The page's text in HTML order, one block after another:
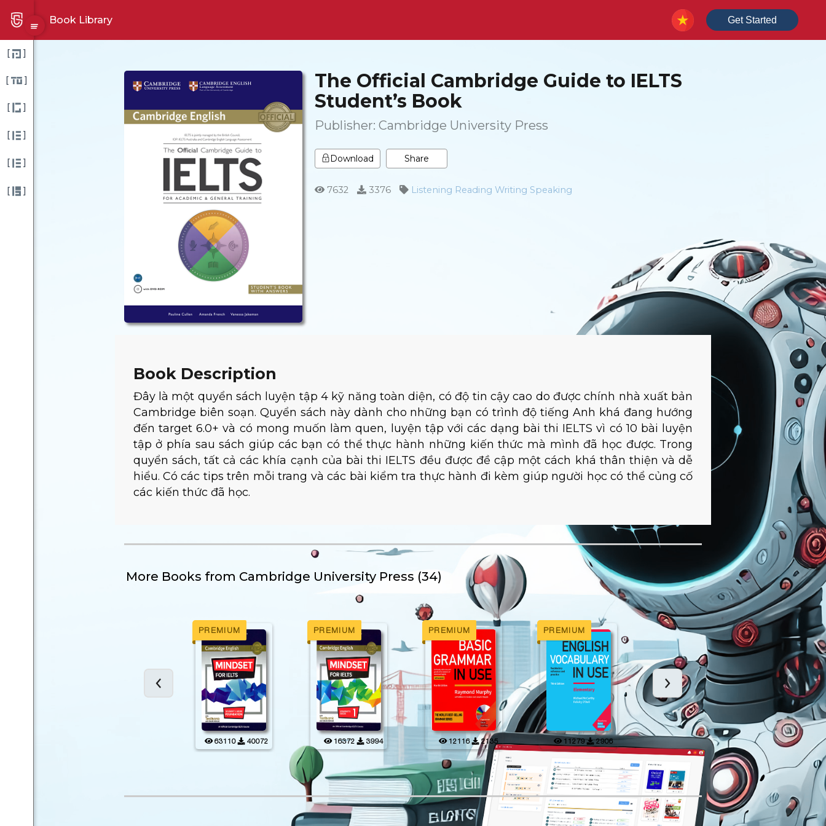
Book Library Get Started
[ ]
[ ]
[ ]
[ ]
[ ]
[ ]
The Official Cambridge Guide to IELTS
Student’s Book
Publisher: Cambridge University Press
Download Share
7632 3376 Listening Reading Writing Speaking
Book Description
Đây là một quyển sách luyện tập 4 kỹ năng toàn diện, có độ tin cậy cao do được chính nhà xuất bản
Cambridge biên soạn. Quyển sách này dành cho những bạn có trình độ tiếng Anh khá đang hướng
đến target 6.0+ và có mong muốn làm quen, luyện tập với các dạng bài thi IELTS vì có 10 bài luyện
tập ở phía sau sách giúp các bạn có thể thực hành những kiến thức mà mình đã học được. Trong
quyển sách, tất cả các khía cạnh của bài thi IELTS đều được đề cập một cách khá thân thiện và dễ
hiểu. Có các tips trên mỗi trang và các bài kiểm tra thực hành đi kèm giúp người học có thể củng cố
các kiến thức đã học.
More Books from Cambridge University Press (34)
PREMIUM
63110 40072
PREMIUM
16372 3994
PREMIUM
12116 2135
PREMIUM
11279 2906
PREMIUM
3617 787 11038